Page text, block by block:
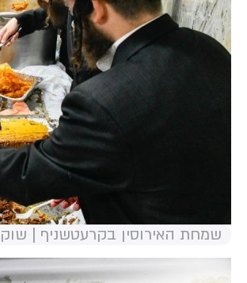
שמחת האירוסין בקרעטשניף |